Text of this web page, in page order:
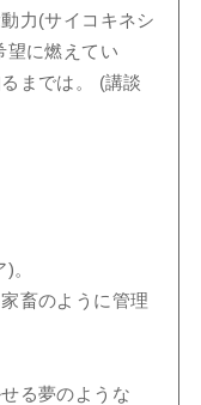
力(サイコキネシ
望に燃えてい
までは。 (講談
。
畜のように管理
る夢のような